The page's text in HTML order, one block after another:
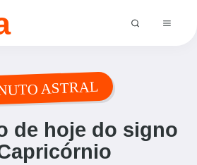
ASTRAL
de hoje do signo